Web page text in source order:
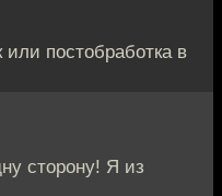
постобработка в
сторону! Я из